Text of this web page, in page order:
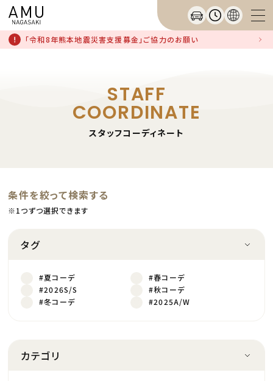
「令和8年熊本地震災害支援募金」ご協力のお願い
STAFF
COORDINATE
スタッフコーディネート
条件を絞って検索する
※1つずつ選択できます
タグ
#夏コーデ
#春コーデ
#2026S/S
#秋コーデ
#冬コーデ
#2025A/W
カテゴリ